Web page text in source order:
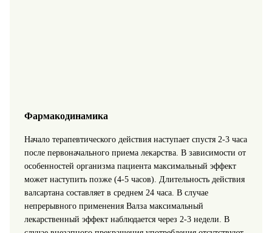
Фармакодинамика
Начало терапевтического действия наступает спустя 2-3 часа
после первоначального приема лекарства. В зависимости от
особенностей организма пациента максимальный эффект
может наступить позже (4-5 часов). Длительность действия
валсартана составляет в среднем 24 часа. В случае
непрерывного применения Валза максимальный
лекарственный эффект наблюдается через 2-3 недели. В